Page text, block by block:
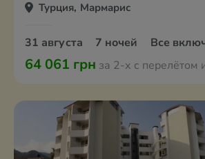
Турция, Мармарис
31 августа 7 ночей Все
64 061 грн за 2-х с перелётом